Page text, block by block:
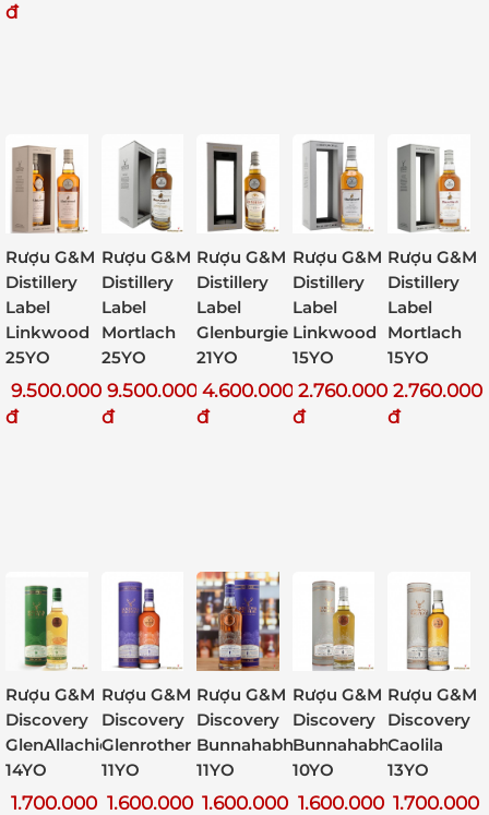
đ
Rượu G&M
Distillery
Label
Linkwood
25YO
9.500.000
đ
Rượu G&M
Distillery
Label
Mortlach
25YO
9.500.000
đ
Rượu G&M
Distillery
Label
Glenburgie
21YO
4.600.000
đ
Rượu G&M
Distillery
Label
Linkwood
15YO
2.760.000
đ
Rượu G&M
Distillery
Label
Mortlach
15YO
2.760.000
đ
Rượu G&M
Discovery
GlenAllachie
14YO
1.700.000
Rượu G&M
Discovery
Glenrother
11YO
1.600.000
Rượu G&M
Discovery
Bunnahabhain
11YO
1.600.000
Rượu G&M
Discovery
Bunnahabhain
10YO
1.600.000
Rượu G&M
Discovery
Caolila
13YO
1.700.000